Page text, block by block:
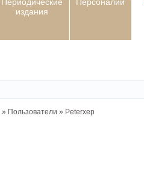
издания
» Пользователи » Peterxep